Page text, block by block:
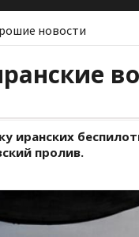
новости
иранских
пролив.